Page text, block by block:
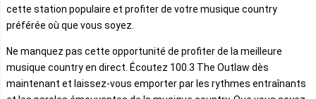
cette station populaire et profiter de votre musique country
préférée où que vous soyez.
Ne manquez pas cette opportunité de profiter de la meilleure
musique country en direct. Écoutez 100.3 The Outlaw dès
maintenant et laissez-vous emporter par les rythmes entraînants